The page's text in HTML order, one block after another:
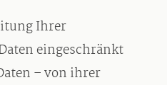
Ihrer
eingeschränkt
– von ihrer